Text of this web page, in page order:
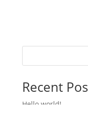
Recent
Hello world!